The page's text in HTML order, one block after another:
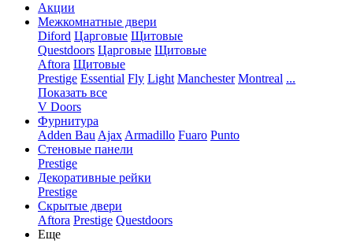
Акции
Межкомнатные двери
Diford Царговые Щитовые
Questdoors Царговые Щитовые
Aftora Щитовые
Prestige Essential Fly Light Manchester Montreal ...
Показать все
V Doors
Фурнитура
Adden Bau Ajax Armadillo Fuaro Punto
Стеновые панели
Prestige
Декоративные рейки
Prestige
Скрытые двери
Aftora Prestige Questdoors
Еще